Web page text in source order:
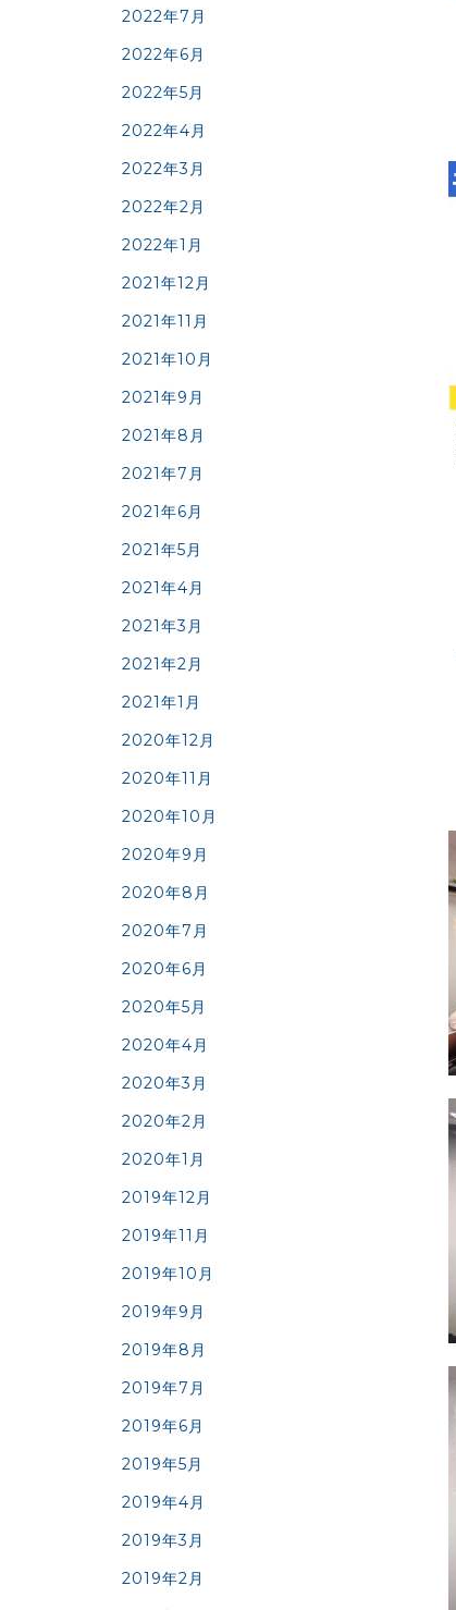
2022年7月
2022年6月
2022年5月
2022年4月
2022年3月
2022年2月
2022年1月
2021年12月
2021年11月
2021年10月
2021年9月
2021年8月
2021年7月
2021年6月
2021年5月
2021年4月
2021年3月
2021年2月
2021年1月
2020年12月
2020年11月
2020年10月
2020年9月
2020年8月
2020年7月
2020年6月
2020年5月
2020年4月
2020年3月
2020年2月
2020年1月
2019年12月
2019年11月
2019年10月
2019年9月
2019年8月
2019年7月
2019年6月
2019年5月
2019年4月
2019年3月
2019年2月